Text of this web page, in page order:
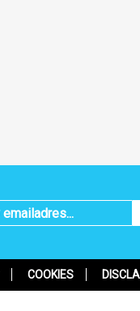
COOKIES